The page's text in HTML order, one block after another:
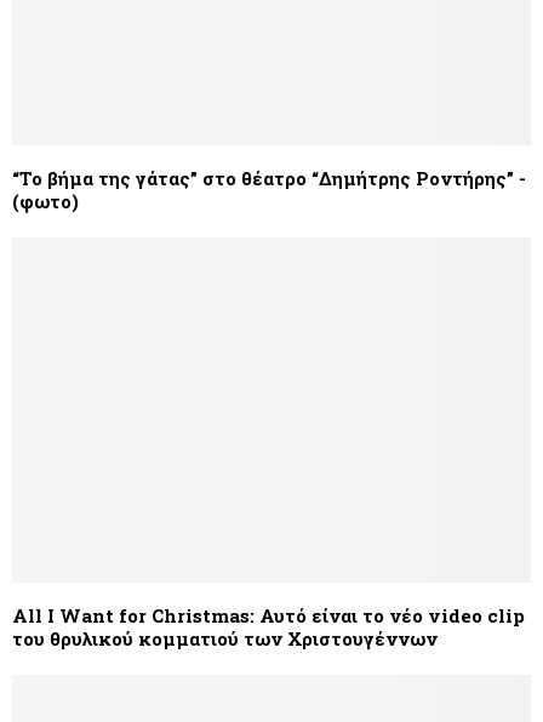
“Το βήμα της γάτας” στο θέατρο “Δημήτρης Ροντήρης” -
(φωτο)
All I Want for Christmas: Αυτό είναι το νέο video clip
του θρυλικού κομματιού των Χριστουγέννων